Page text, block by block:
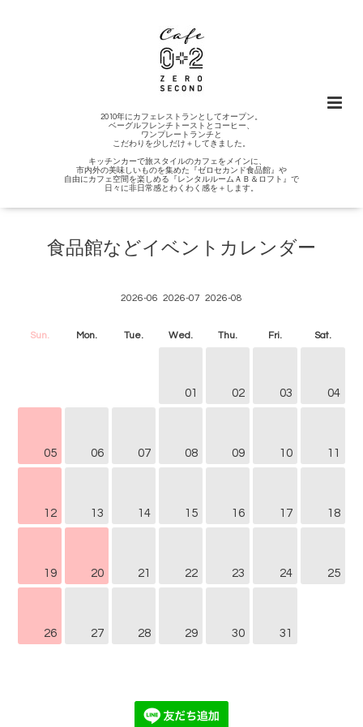
2010年にカフェレストランとしてオープン。
ベーグルフレンチトーストとコーヒー、
ワンプレートランチと
こだわりを少しだけ＋してきました。
キッチンカーで旅スタイルのカフェをメインに、
市内外の美味しいものを集めた『ゼロセカンド食品館』や
自由にカフェ空間を楽しめる『レンタルルームＡＢ＆ロフト』で
日々に非日常感とわくわく感を＋します。
食品館などイベントカレンダー
2026-06 2026-07 2026-08
Sun. Mon. Tue. Wed. Thu. Fri. Sat.
01 02 03 04
05 06 07 08 09 10 11
12 13 14 15 16 17 18
19 20 21 22 23 24 25
26 27 28 29 30 31